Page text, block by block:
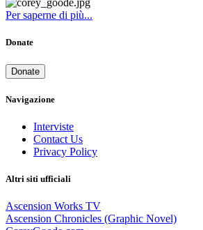
Per saperne di più...
Donate
Donate
Navigazione
Interviste
Contact Us
Privacy Policy
Altri siti ufficiali
Ascension Works TV
Ascension Chronicles (Graphic Novel)